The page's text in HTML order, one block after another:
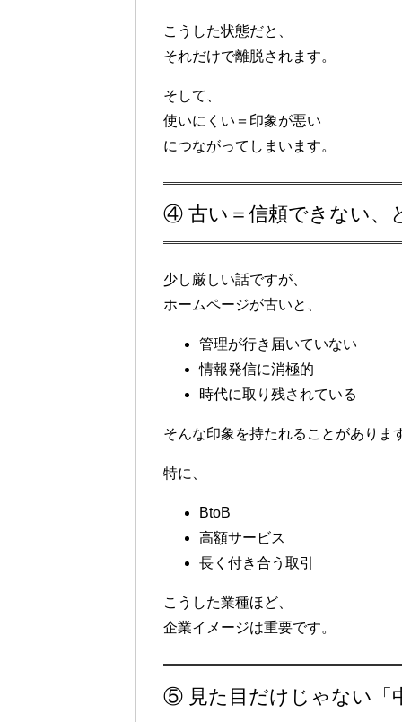
こうした状態だと、
それだけで離脱されます。
そして、
使いにくい＝印象が悪い
につながってしまいます。
④ 古い＝信頼できない、
少し厳しい話ですが、
ホームページが古いと、
管理が行き届いていない
情報発信に消極的
時代に取り残されている
そんな印象を持たれることがありま
特に、
BtoB
高額サービス
長く付き合う取引
こうした業種ほど、
企業イメージは重要です。
⑤ 見た目だけじゃない「